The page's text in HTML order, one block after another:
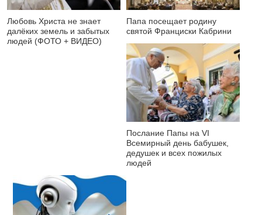
Любовь Христа не знает
далёких земель и забытых
людей (ФОТО + ВИДЕО)
Папа посещает родину
святой Франциски Кабрини
Послание Папы на VI
Всемирный день бабушек,
дедушек и всех пожилых
людей